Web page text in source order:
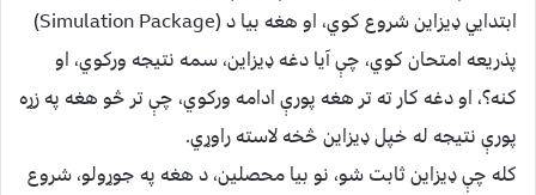
ابتدایي ډیزاین شروع کوي، او هغه بیا د (Simulation Package)
پذریعه امتحان کوي، چې آیا دغه ډیزاین، سمه نتیجه ورکوي، او
کنه؟، او دغه کار ته تر هغه پورې ادامه ورکوي، چې تر څو هغه په زړه
پورې نتیجه له خپل ډیزاین څخه لاسته راوړي.
کله چې ډیزاین ثابت شو، نو بیا محصلین، د هغه په جوړولو، شروع